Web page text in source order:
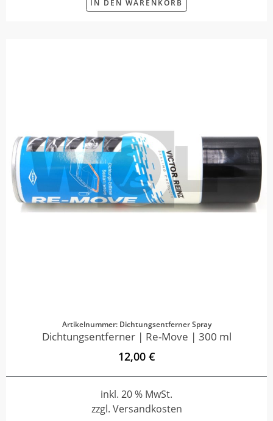
IN DEN WARENKORB
Artikelnummer: Dichtungsentferner Spray
Dichtungsentferner | Re-Move | 300 ml
12,00 €
inkl. 20 % MwSt.
zzgl. Versandkosten